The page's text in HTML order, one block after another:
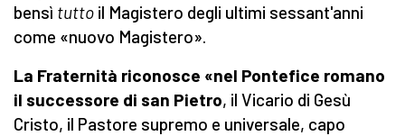
bensì tutto il Magistero degli ultimi sessant'anni
come «nuovo Magistero».
La Fraternità riconosce «nel Pontefice romano
il successore di san Pietro, il Vicario di Gesù
Cristo, il Pastore supremo e universale, capo